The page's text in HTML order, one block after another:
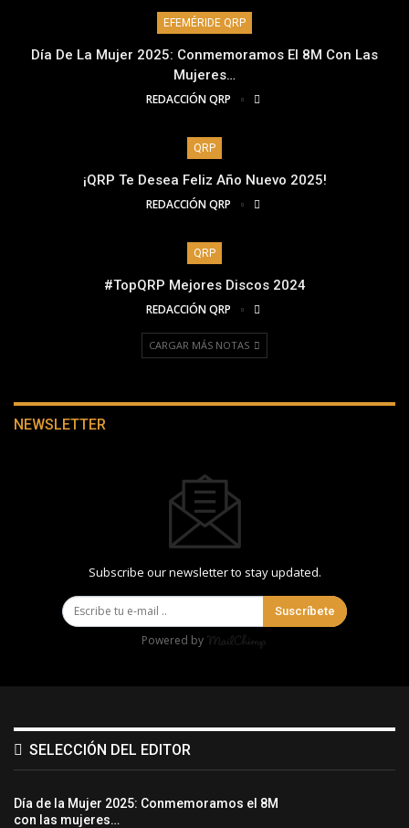
EFEMÉRIDE QRP
Día De La Mujer 2025: Conmemoramos El 8M Con Las
Mujeres…
REDACCIÓN QRP
QRP
¡QRP Te Desea Feliz Año Nuevo 2025!
REDACCIÓN QRP
QRP
#TopQRP Mejores Discos 2024
REDACCIÓN QRP
CARGAR MÁS NOTAS
NEWSLETTER
Subscribe our newsletter to stay updated.
Suscríbete
Powered by
SELECCIÓN DEL EDITOR
Día de la Mujer 2025: Conmemoramos el 8M
con las mujeres…